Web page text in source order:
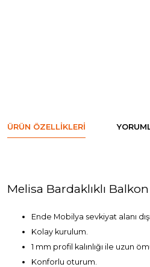
ÜRÜN ÖZELLIKLERI
Melisa Bardaklıklı
Ende Mobilya sevkiyat alanı
Kolay kurulum.
1 mm profil kalınlığı ile uzun
Konforlu oturum.